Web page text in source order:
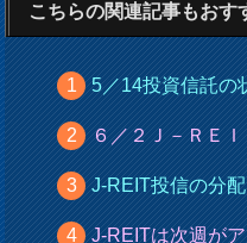
こちらの関連記事もおす
5／14投資信託の
６／２Ｊ－ＲＥ
J-REIT投信の分
J-REITは次週が